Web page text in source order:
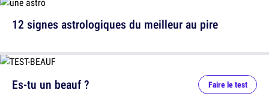
12 signes astrologiques du meilleur au pire
Es-tu un beauf ? Faire le test